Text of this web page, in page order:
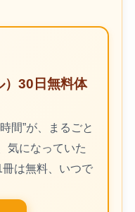
30日無料体
間”が、まるごと
気になっていた
は無料、いつで